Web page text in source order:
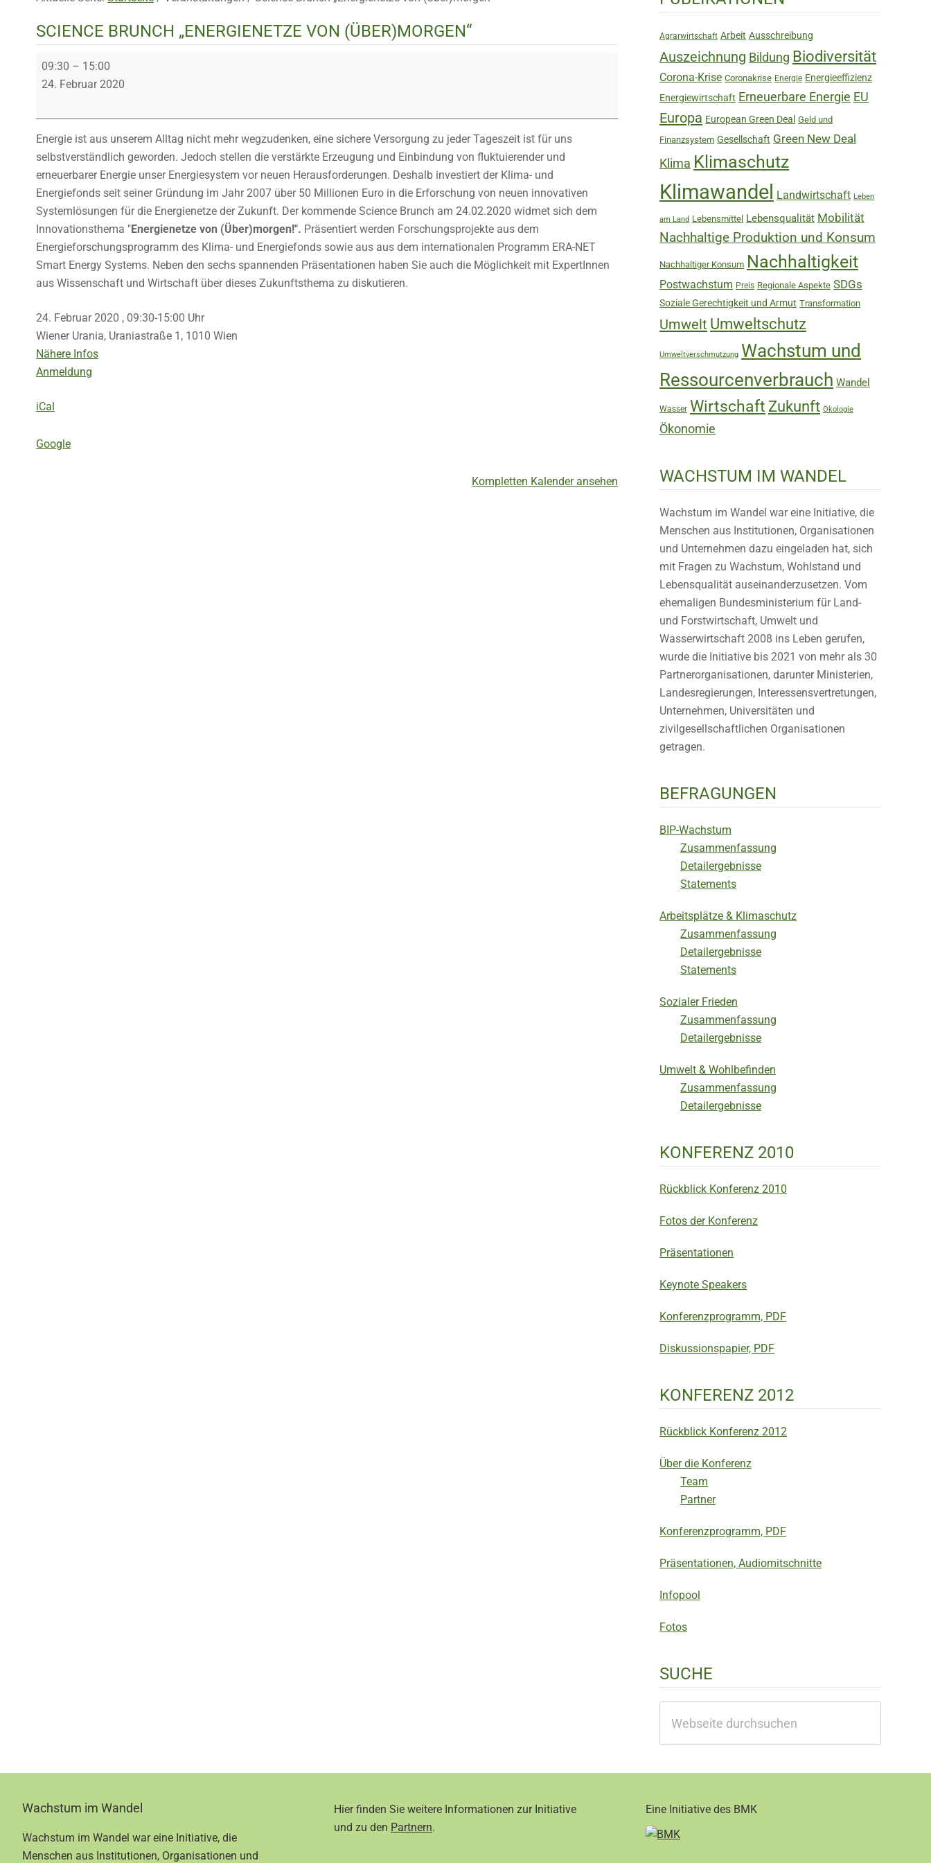
SCIENCE BRUNCH „ENERGIENETZE VON (ÜBER)MORGEN“
Science
Brunch
(Über)morgen“
09:30 – 15:00
24. Februar 2020
Energie ist aus unserem Alltag nicht mehr wegzudenken, eine sichere Versorgung zu jeder Tageszeit ist für uns
selbstverständlich geworden. Jedoch stellen die verstärkte Erzeugung und Einbindung von fluktuierender und
erneuerbarer Energie unser Energiesystem vor neuen Herausforderungen. Deshalb investiert der Klima- und
Energiefonds seit seiner Gründung im Jahr 2007 über 50 Millionen Euro in die Erforschung von neuen innovativen
Systemlösungen für die Energienetze der Zukunft. Der kommende Science Brunch am 24.02.2020 widmet sich dem
Innovationsthema "Energienetze von (Über)morgen!". Präsentiert werden Forschungsprojekte aus dem
Energieforschungsprogramm des Klima- und Energiefonds sowie aus aus dem internationalen Programm ERA-NET
Smart Energy Systems. Neben den sechs spannenden Präsentationen haben Sie auch die Möglichkeit mit ExpertInnen
aus Wissenschaft und Wirtschaft über dieses Zukunftsthema zu diskutieren.
24. Februar 2020 , 09:30-15:00 Uhr
Wiener Urania, Uraniastraße 1, 1010 Wien
Nähere Infos
Anmeldung
iCal
Google
Kompletten Kalender ansehen
Sidebar
Agrarwirtschaft Arbeit Ausschreibung
Auszeichnung Bildung Biodiversität
Corona-Krise Coronakrise Energie Energieeffizienz
Energiewirtschaft Erneuerbare Energie EU
Europa European Green Deal Geld und
Finanzsystem Gesellschaft Green New Deal
Klima Klimaschutz
Klimawandel Landwirtschaft Leben
am Land Lebensmittel Lebensqualität Mobilität
Nachhaltige Produktion und Konsum
Nachhaltiger Konsum Nachhaltigkeit
Postwachstum Preis Regionale Aspekte SDGs
Soziale Gerechtigkeit und Armut Transformation
Umwelt Umweltschutz
Umweltverschmutzung Wachstum und
Ressourcenverbrauch Wandel
Wasser Wirtschaft Zukunft Ökologie
Ökonomie
WACHSTUM IM WANDEL
Wachstum im Wandel war eine Initiative, die
Menschen aus Institutionen, Organisationen
und Unternehmen dazu eingeladen hat, sich
mit Fragen zu Wachstum, Wohlstand und
Lebensqualität auseinanderzusetzen. Vom
ehemaligen Bundesministerium für Land-
und Forstwirtschaft, Umwelt und
Wasserwirtschaft 2008 ins Leben gerufen,
wurde die Initiative bis 2021 von mehr als 30
Partnerorganisationen, darunter Ministerien,
Landesregierungen, Interessensvertretungen,
Unternehmen, Universitäten und
zivilgesellschaftlichen Organisationen
getragen.
BEFRAGUNGEN
BIP-Wachstum
Zusammenfassung
Detailergebnisse
Statements
Arbeitsplätze & Klimaschutz
Zusammenfassung
Detailergebnisse
Statements
Sozialer Frieden
Zusammenfassung
Detailergebnisse
Umwelt & Wohlbefinden
Zusammenfassung
Detailergebnisse
KONFERENZ 2010
Rückblick Konferenz 2010
Fotos der Konferenz
Präsentationen
Keynote Speakers
Konferenzprogramm, PDF
Diskussionspapier, PDF
KONFERENZ 2012
Rückblick Konferenz 2012
Über die Konferenz
Team
Partner
Konferenzprogramm, PDF
Präsentationen, Audiomitschnitte
Infopool
Fotos
SUCHE
durchsuchen
FooterWachstum im Wandel
Wachstum im Wandel war eine Initiative, die
Menschen aus Institutionen, Organisationen und
Hier finden Sie weitere Informationen zur Initiative
und zu den Partnern.
Eine Initiative des BMK